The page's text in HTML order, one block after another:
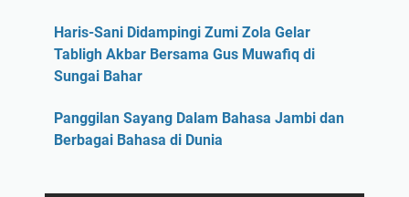
Haris-Sani Didampingi Zumi Zola Gelar
Tabligh Akbar Bersama Gus Muwafiq di
Sungai Bahar
Panggilan Sayang Dalam Bahasa Jambi dan
Berbagai Bahasa di Dunia